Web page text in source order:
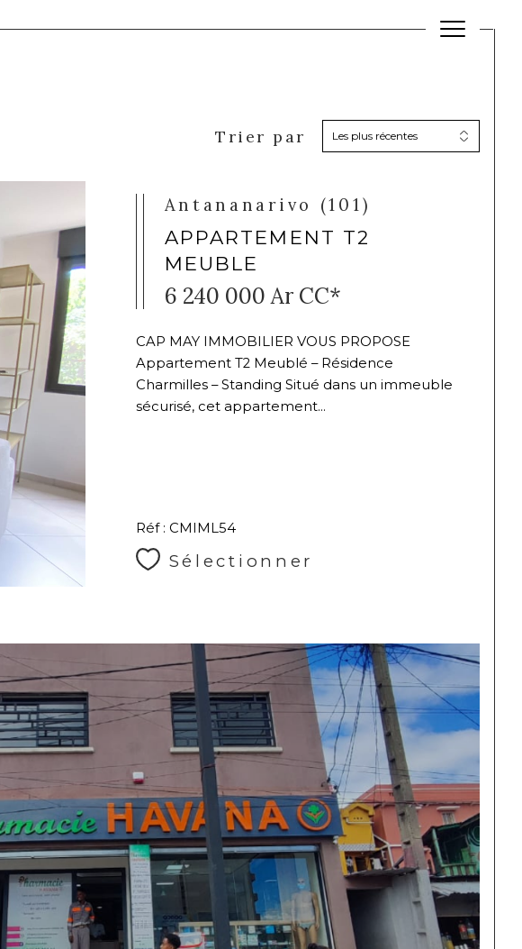
Réinitialiser les
filtres
Trier par Les plus récentes
Antananarivo (101)
APPARTEMENT T2
MEUBLE
6 240 000 Ar CC*
CAP MAY IMMOBILIER VOUS PROPOSE
Appartement T2 Meublé – Résidence
Charmilles – Standing Situé dans un immeuble
sécurisé, cet appartement...
Réf : CMIML54
Sélectionner